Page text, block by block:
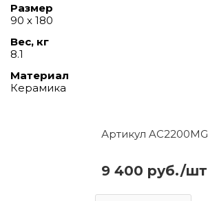
Артикул AC2200MG
9 400 руб./шт
Размер
90 х 180
Вес, кг
8.1
Материал
Керамика